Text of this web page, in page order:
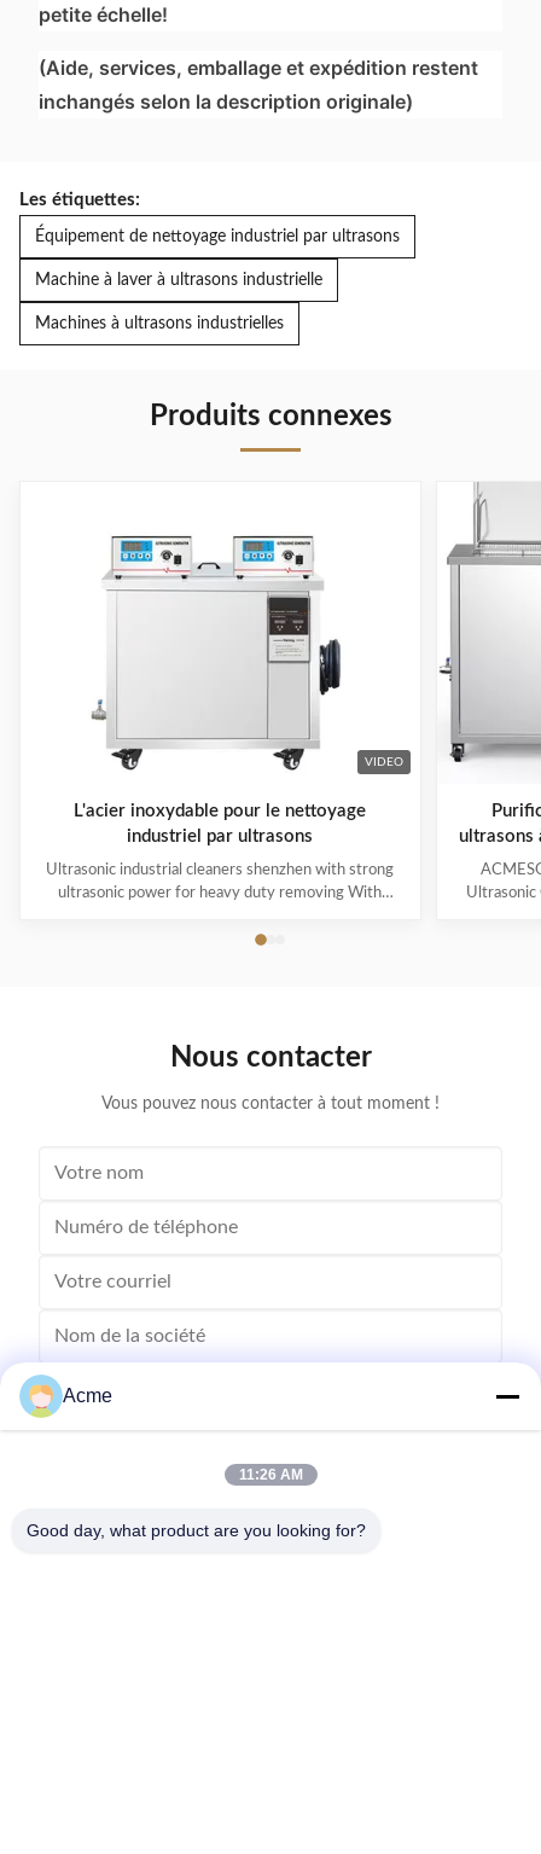
petite échelle!
(Aide, services, emballage et expédition restent
inchangés selon la description originale)
Les étiquettes:
Équipement de nettoyage industriel par ultrasons
Machine à laver à ultrasons industrielle
Machines à ultrasons industrielles
Produits connexes
VIDEO
L'acier inoxydable pour le nettoyage
industriel par ultrasons
Ultrasonic industrial cleaners shenzhen with strong
ultrasonic power for heavy duty removing With
widely used in engine block, engine parts cleaning,
ultrasonic cleaning of engine parts,
ultrasons
Ultrasonic
Nous contacter
Vous pouvez nous contacter à tout moment !
Envoyez
Acme
11:26 AM
Good day, what product are you looking for?